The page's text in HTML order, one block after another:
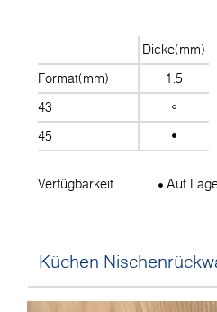
Dicke(mm)
Format(mm)
1.5
43
45
Verfügbarkeit Auf
Küchen